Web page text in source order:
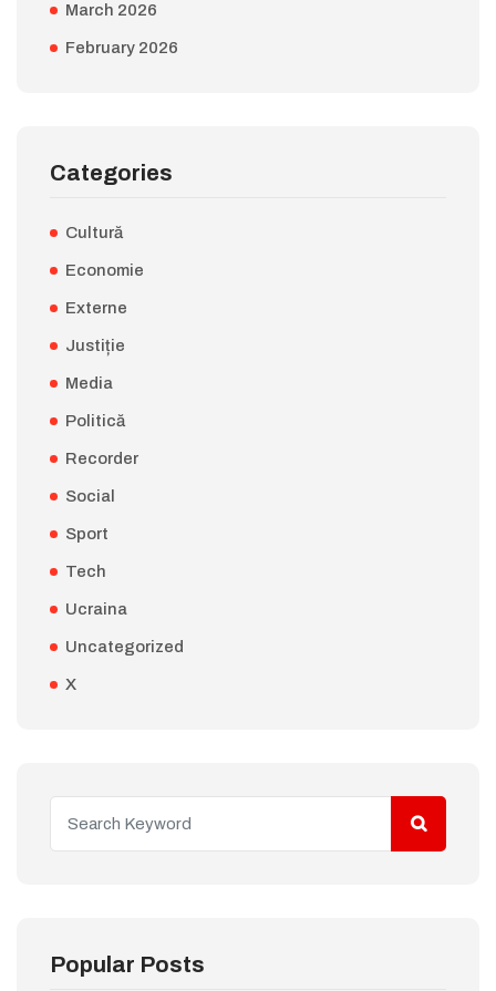
March 2026
February 2026
Categories
Cultură
Economie
Externe
Justiție
Media
Politică
Recorder
Social
Sport
Tech
Ucraina
Uncategorized
X
Popular Posts